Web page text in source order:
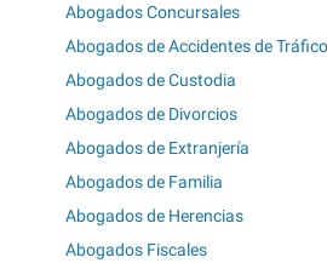
Abogados Concursales
Abogados de Accidentes de Tráfico
Abogados de Custodia
Abogados de Divorcios
Abogados de Extranjería
Abogados de Familia
Abogados de Herencias
Abogados Fiscales